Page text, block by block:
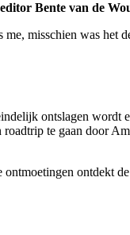
Bente van de
misschien was het
ontslagen wordt
te gaan door
ontdekt